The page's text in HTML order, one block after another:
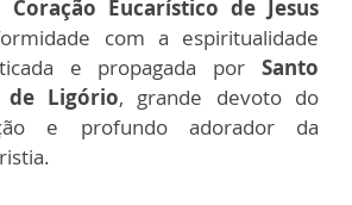
Eucarístico de Jesus
com a espiritualidade
e propagada por Santo
de Ligório, grande devoto do
e profundo adorador da